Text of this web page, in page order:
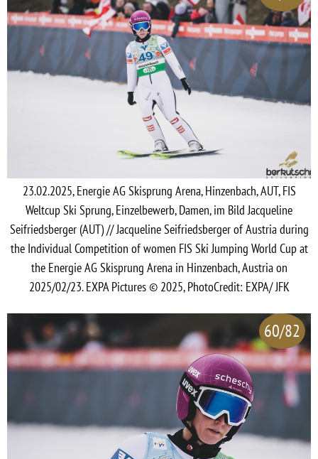
23.02.2025, Energie AG Skisprung Arena, Hinzenbach, AUT, FIS
Weltcup Ski Sprung, Einzelbewerb, Damen, im Bild Jacqueline
Seifriedsberger (AUT) // Jacqueline Seifriedsberger of Austria during
the Individual Competition of women FIS Ski Jumping World Cup at
the Energie AG Skisprung Arena in Hinzenbach, Austria on
2025/02/23. EXPA Pictures © 2025, PhotoCredit: EXPA/ JFK
60/82